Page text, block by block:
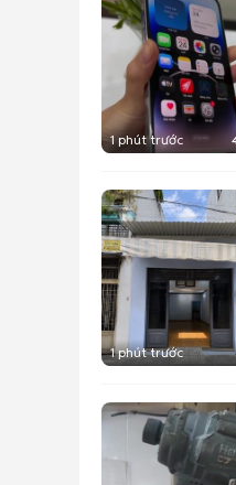
1 phút trước
1 phút trước